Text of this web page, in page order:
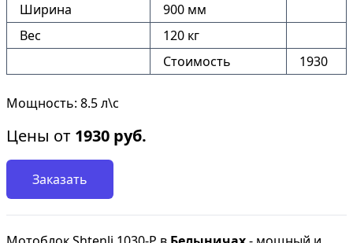
Ширина
900 мм
Вес
120 кг
Стоимость
1930
Мощность: 8.5 л\с
Цены от 1930 руб.
Заказать